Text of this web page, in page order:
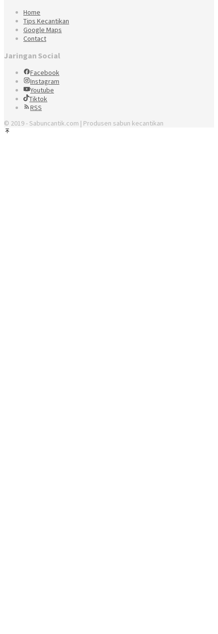
Home
Tips Kecantikan
Google Maps
Contact
Jaringan Social
Facebook
Instagram
Youtube
Tiktok
RSS
© 2019 - Sabuncantik.com | Produsen sabun kecantikan